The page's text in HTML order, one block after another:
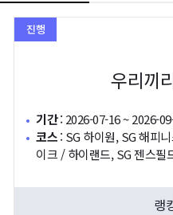
진행
우리끼
기간: 2026-07-16 ~ 2026-
코스: SG 하이원, SG 해피
이크 / 하이랜드, SG 젠스필
랭